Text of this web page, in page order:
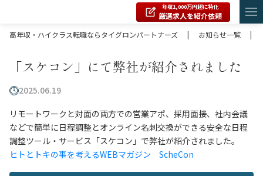
年収1,000万円超に特化
厳選求人を紹介依頼
高年収・ハイクラス転職ならタイグロンパートナーズ
| お知らせ一覧 |
「スケコン」にて弊社が紹介されました
2025.06.19
リモートワークと対面の両方での営業アポ、採用面接、社内会議
などで簡単に日程調整とオンライン名刺交換ができる安全な日程
調整ツール・サービス「スケコン」で弊社が紹介されました。
ヒトとトキの事を考えるWEBマガジン ScheCon